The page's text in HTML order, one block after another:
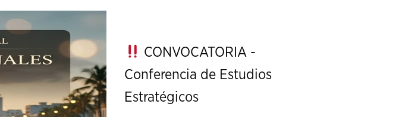
CONVOCATORIA -
Conferencia de Estudios
Estratégicos